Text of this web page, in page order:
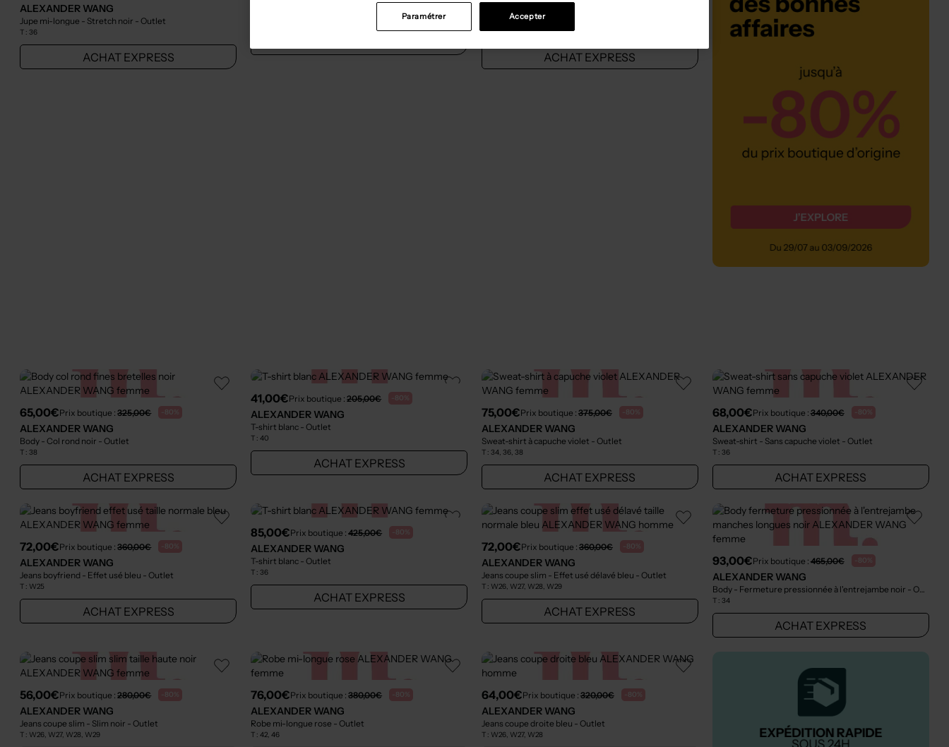
ALEXANDER WANG
Jupe mi-longue - Stretch noir - Outlet
T :36
ACHAT EXPRESS
Sweat-shirt à capuche noir
T :36, 38
ACHAT EXPRESS
65,00€Prix boutique :325,00€ -80%
ALEXANDER WANG
Body - Col rond noir - Outlet
T :38
ACHAT EXPRESS
41,00€Prix boutique :205,00€ -80%
ALEXANDER WANG
T-shirt blanc - Outlet
T :40
ACHAT EXPRESS
75,00€Prix boutique : 375,00€ -80%
ALEXANDER WANG
Sweat-shirt à capuche violet - Outlet
T : 34, 36, 38
ACHAT EXPRESS
68,00€Prix boutique : 340,00€ -80%
ALEXANDER WANG
Sweat-shirt - Sans capuche violet - Outlet
T : 36
ACHAT EXPRESS
72,00€Prix boutique :360,00€ -80%
ALEXANDER WANG
Jeans boyfriend - Effet usé bleu - Outlet
T : W25
ACHAT EXPRESS
85,00€Prix boutique :425,00€ -80%
ALEXANDER WANG
T-shirt blanc - Outlet
T :36
ACHAT EXPRESS
72,00€Prix boutique : 360,00€ -80%
ALEXANDER WANG
Jeans coupe slim - Effet usé délavé bleu - Outlet
T : W26, W27, W28, W29
ACHAT EXPRESS
93,00€Prix boutique : 465,00€ -80%
ALEXANDER WANG
Body - Fermeture pressionnée à l'entrejambe noir - Outlet
T : 34
ACHAT EXPRESS
56,00€Prix boutique :280,00€ -80%
ALEXANDER WANG
Jeans coupe slim - Slim noir - Outlet
T : W26, W27, W28, W29
76,00€Prix boutique :380,00€ -80%
ALEXANDER WANG
Robe mi-longue rose - Outlet
T :42, 46
64,00€Prix boutique : 320,00€ -80%
ALEXANDER WANG
Jeans coupe droite bleu - Outlet
T : W26, W27, W28
Accepter
Paramétrer